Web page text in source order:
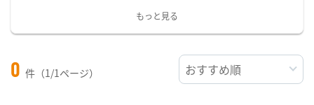
もっと見る
0 件（1/1ページ）